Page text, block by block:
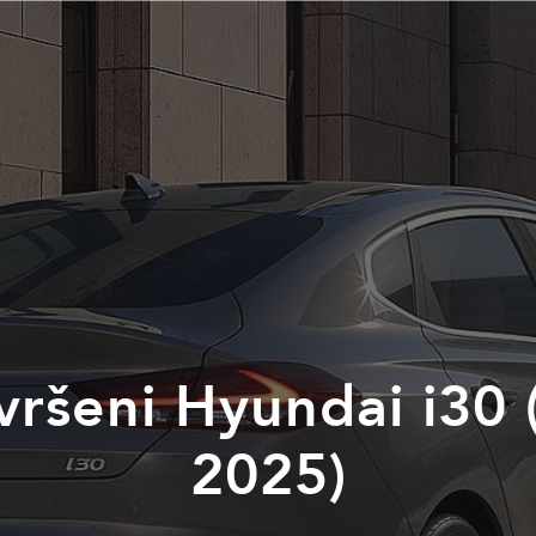
Hyundai i30
2025)